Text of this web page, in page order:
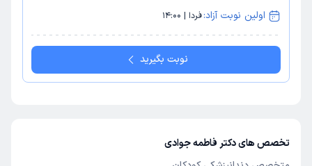
اولین نوبت آزاد:فردا | 14:00
نوبت بگیرید
تخصص های دکتر فاطمه جوادی